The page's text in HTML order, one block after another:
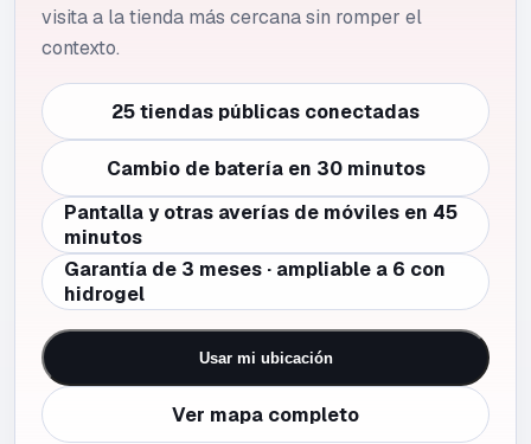
visita a la tienda más cercana sin romper el
contexto.
25 tiendas públicas conectadas
Cambio de batería en 30 minutos
Pantalla y otras averías de móviles en 45
minutos
Garantía de 3 meses · ampliable a 6 con
hidrogel
Usar mi ubicación
Ver mapa completo